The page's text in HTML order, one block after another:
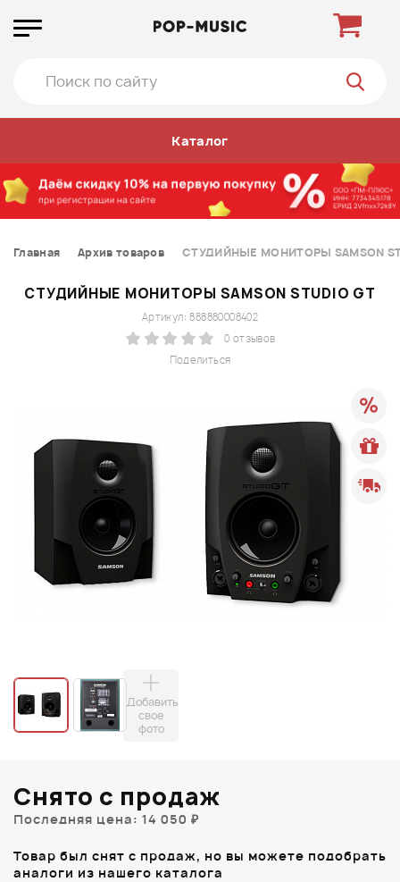
Каталог
Главная Архив товаров СТУДИЙНЫЕ МОНИТОРЫ SAMSON
СТУДИЙНЫЕ МОНИТОРЫ SAMSON STUDIO GT
Поделиться
Артикул: 888880008402
0 отзывов
Добавить
свое
фото
Снято с продаж
Последняя цена: 14 050 ₽
Товар был снят с продаж, но вы можете подобрать
аналоги из нашего каталога